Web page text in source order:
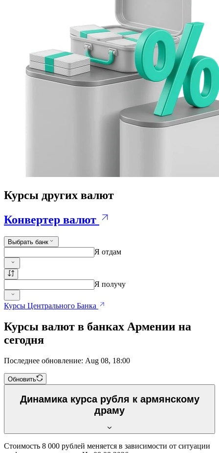
Курсы других валют
Конвертер валют
Выбрать банк
Я отдам
Я получу
Курсы Центрального Банка
Курсы валют в банках Армении на
сегодня
Последнее обновление: Aug 08, 18:00
Обновить
Динамика курса рубля к армянскому
драму
Стоимость 8 000 рублей меняется в зависимости от ситуации